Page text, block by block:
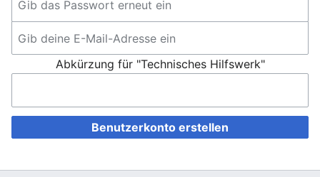
Abkürzung für "Technisches Hilfswerk"
Benutzerkonto erstellen